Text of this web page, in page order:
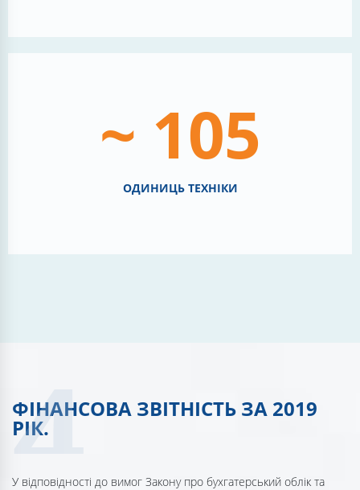
~ 105
ОДИНИЦЬ ТЕХНІКИ
ФІНАНСОВА ЗВІТНІСТЬ ЗА 2019
РІК.
У відповідності до вимог Закону про бухгатерський облік та